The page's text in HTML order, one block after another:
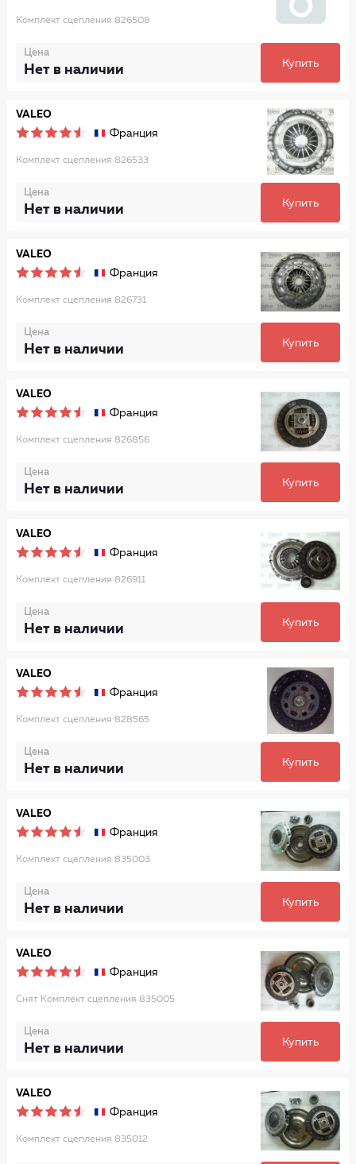
Комплект сцепления 826508
Цена
Нет в наличии Купить
VALEO
Франция
Комплект сцепления 826533
Цена
Нет в наличии Купить
VALEO
Франция
Комплект сцепления 826731
Цена
Нет в наличии Купить
VALEO
Франция
Комплект сцепления 826856
Цена
Нет в наличии Купить
VALEO
Франция
Комплект сцепления 826911
Цена
Нет в наличии Купить
VALEO
Франция
Комплект сцепления 828565
Цена
Нет в наличии Купить
VALEO
Франция
Комплект сцепления 835003
Цена
Нет в наличии Купить
VALEO
Франция
Снят Комплект сцепления 835005
Цена
Нет в наличии Купить
VALEO
Франция
Комплект сцепления 835012